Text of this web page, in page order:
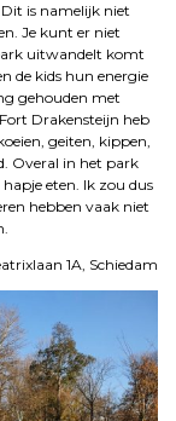
is namelijk niet
Je kunt er niet
uitwandelt komt
de kids hun energie
gehouden met
Drakensteijn heb
geiten, kippen,
Overal in het park
eten. Ik zou dus
hebben vaak niet
1A, Schiedam